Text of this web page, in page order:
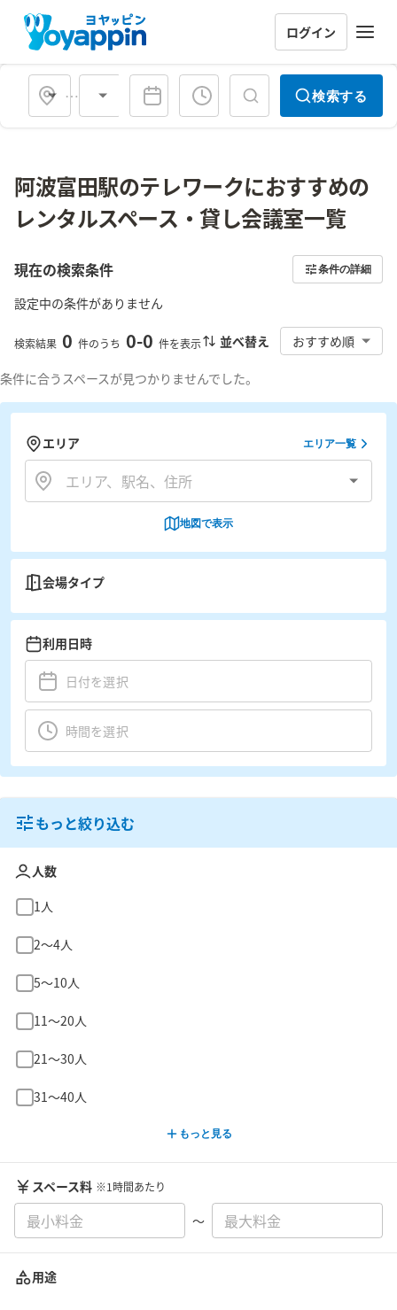
ログイン
会場タイプ 検索する
阿波富田駅のテレワークにおすすめの
レンタルスペース・貸し会議室一覧
現在の検索条件 条件の詳細
設定中の条件がありません
検索結果 0 件のうち 0-0 件を表示 並べ替え おすすめ順
条件に合うスペースが見つかりませんでした。
エリア エリア一覧
地図で表示
会場タイプ
利用日時
もっと絞り込む
人数
1人
2〜4人
5〜10人
11〜20人
21〜30人
31〜40人
もっと見る
スペース料 ※1時間あたり
〜
用途